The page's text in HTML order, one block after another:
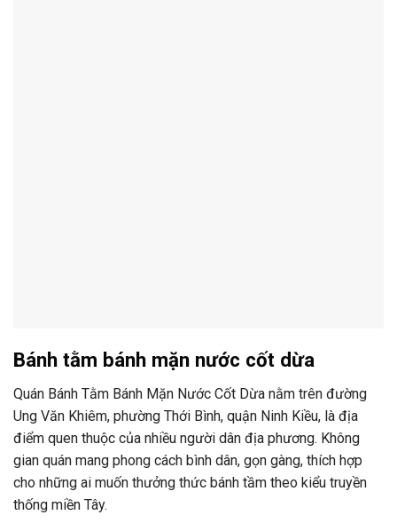
Bánh tằm bánh mặn nước cốt dừa
Quán Bánh Tằm Bánh Mặn Nước Cốt Dừa nằm trên đường
Ung Văn Khiêm, phường Thới Bình, quận Ninh Kiều, là địa
điểm quen thuộc của nhiều người dân địa phương. Không
gian quán mang phong cách bình dân, gọn gàng, thích hợp
cho những ai muốn thưởng thức bánh tầm theo kiểu truyền
thống miền Tây.